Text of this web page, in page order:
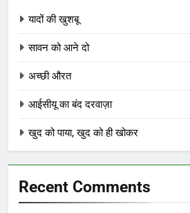
यादों की खुशबू
सावन को आने दो
अच्छी औरत
आईसीयू का बंद दरवाज़ा
खुद को पाया, खुद को ही खोकर
Recent Comments